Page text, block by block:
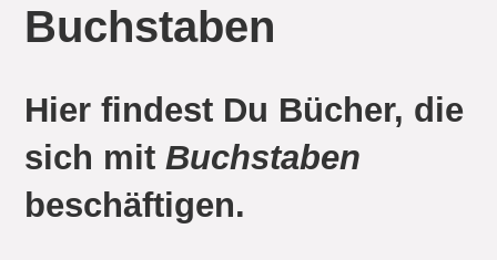
Buchstaben
Hier findest Du Bücher, die
sich mitBuchstaben
beschäftigen.